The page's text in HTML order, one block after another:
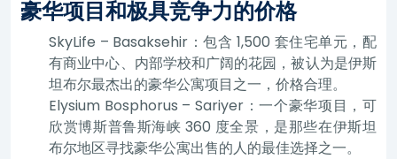
豪华项目和极具竞争力的价格
SkyLife – Basaksehir：包含 1,500 套住宅单元，配
有商业中心、内部学校和广阔的花园，被认为是伊斯
坦布尔最杰出的豪华公寓项目之一，价格合理。
Elysium Bosphorus – Sariyer：一个豪华项目，可
欣赏博斯普鲁斯海峡 360 度全景，是那些在伊斯坦
布尔地区寻找豪华公寓出售的人的最佳选择之一。